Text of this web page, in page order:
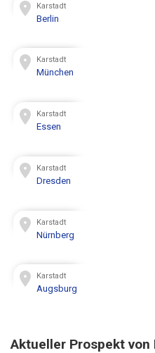
Karstadt
Berlin
Karstadt
München
Karstadt
Essen
Karstadt
Dresden
Karstadt
Nürnberg
Karstadt
Augsburg
Aktueller Prospekt von